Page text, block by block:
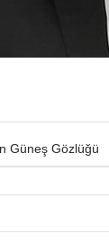
Güneş Gözlüğü